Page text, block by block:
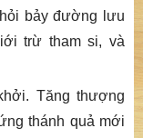
bảy đường lưu
trừ tham si, và
Tăng thượng
thánh quả mới